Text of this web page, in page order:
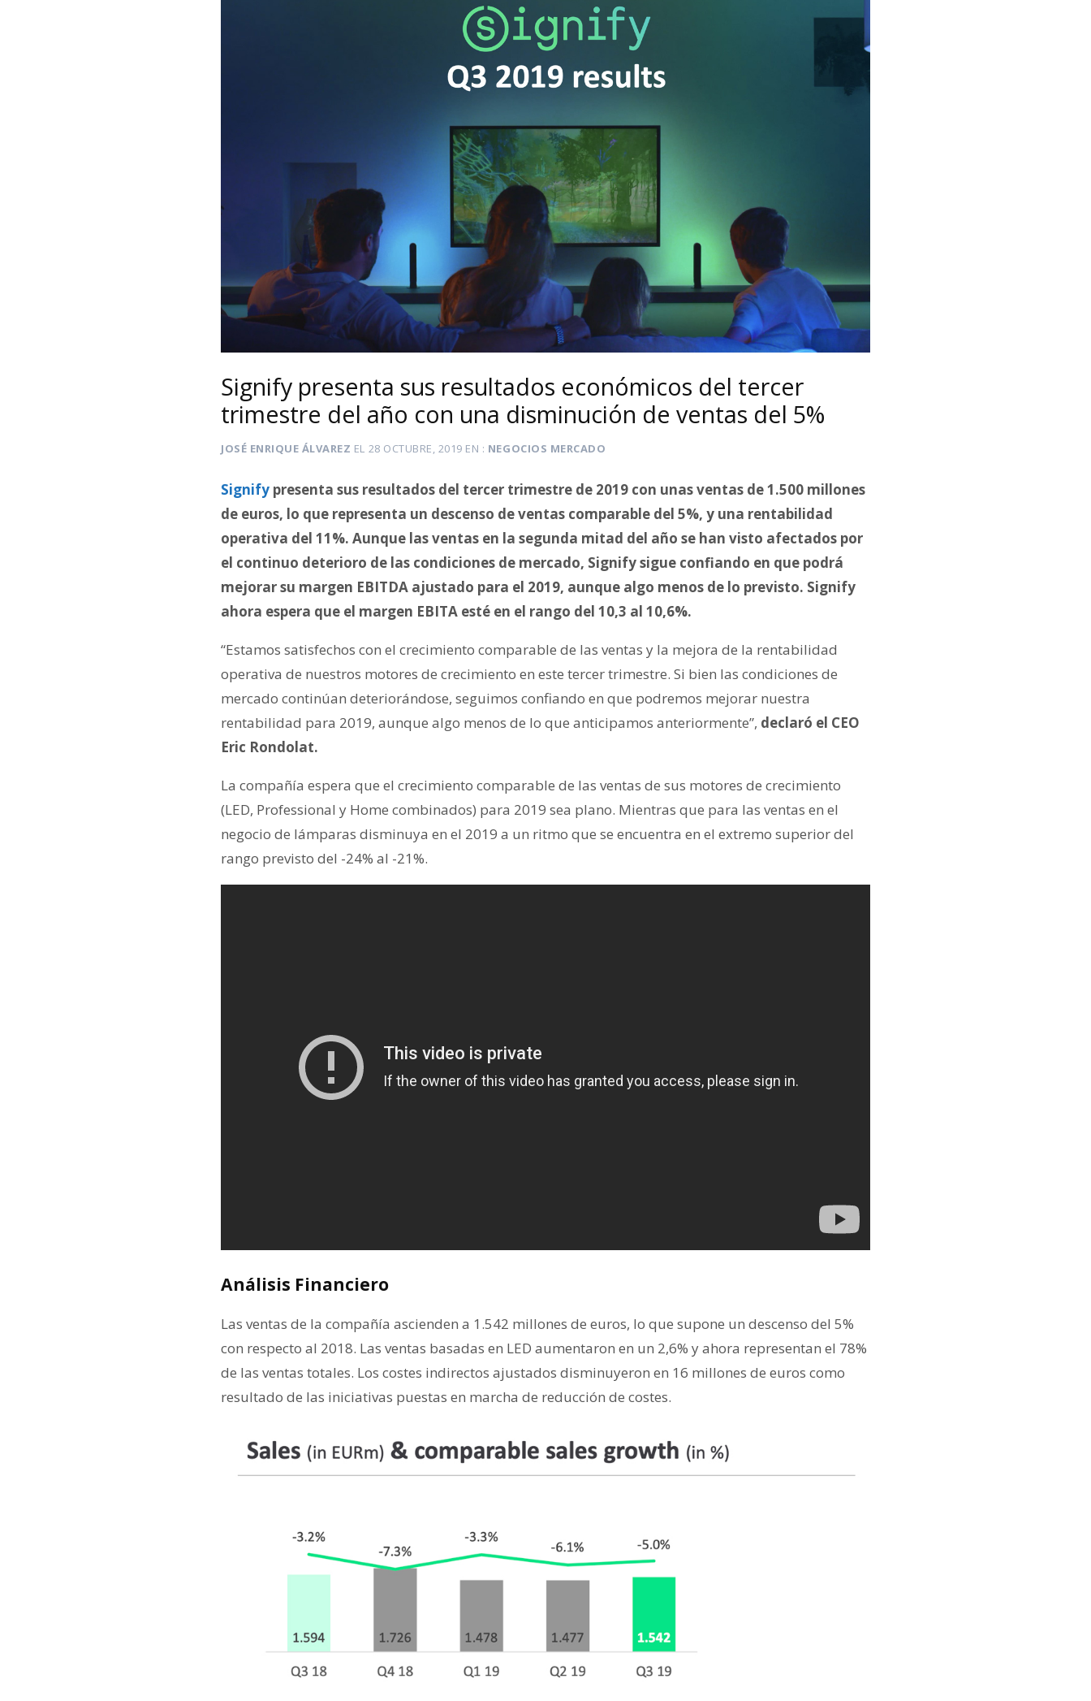
Signify presenta sus resultados económicos del tercer
trimestre del año con una disminución de ventas del 5%
JOSÉ ENRIQUE ÁLVAREZ EL 28 OCTUBRE, 2019 EN NEGOCIOS MERCADO
Signify presenta sus resultados del tercer trimestre de 2019 con unas ventas de 1.500 millones
de euros, lo que representa un descenso de ventas comparable del 5%, y una rentabilidad
operativa del 11%. Aunque las ventas en la segunda mitad del año se han visto afectados por
el continuo deterioro de las condiciones de mercado, Signify sigue confiando en que podrá
mejorar su margen EBITDA ajustado para el 2019, aunque algo menos de lo previsto. Signify
ahora espera que el margen EBITA esté en el rango del 10,3 al 10,6%.
“Estamos satisfechos con el crecimiento comparable de las ventas y la mejora de la rentabilidad
operativa de nuestros motores de crecimiento en este tercer trimestre. Si bien las condiciones de
mercado continúan deteriorándose, seguimos confiando en que podremos mejorar nuestra
rentabilidad para 2019, aunque algo menos de lo que anticipamos anteriormente”, declaró el CEO
Eric Rondolat.
La compañía espera que el crecimiento comparable de las ventas de sus motores de crecimiento
(LED, Professional y Home combinados) para 2019 sea plano. Mientras que para las ventas en el
negocio de lámparas disminuya en el 2019 a un ritmo que se encuentra en el extremo superior del
rango previsto del -24% al -21%.
Análisis Financiero
Las ventas de la compañía ascienden a 1.542 millones de euros, lo que supone un descenso del 5%
con respecto al 2018. Las ventas basadas en LED aumentaron en un 2,6% y ahora representan el 78%
de las ventas totales. Los costes indirectos ajustados disminuyeron en 16 millones de euros como
resultado de las iniciativas puestas en marcha de reducción de costes.